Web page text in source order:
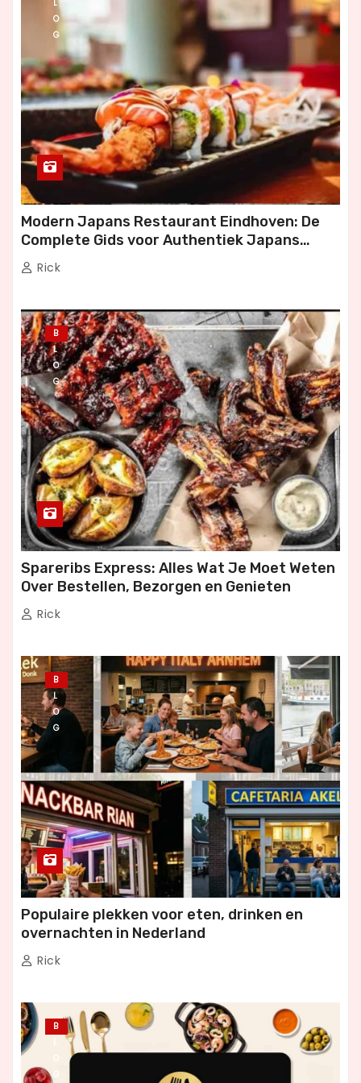
L
O
G
Modern Japans Restaurant Eindhoven: De
Complete Gids voor Authentiek Japans
Dineren
Rick
B
L
O
G
Spareribs Express: Alles Wat Je Moet Weten
Over Bestellen, Bezorgen en Genieten
Rick
B
L
O
G
Populaire plekken voor eten, drinken en
overnachten in Nederland
Rick
B
L
O
G